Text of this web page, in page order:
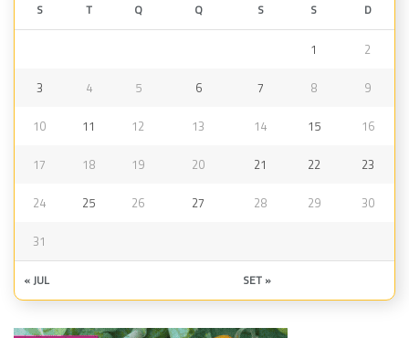
S T Q Q S S D
1 2
3 4 5 6 7 8 9
10 11 12 13 14 15 16
17 18 19 20 21 22 23
24 25 26 27 28 29 30
31
« JUL SET »